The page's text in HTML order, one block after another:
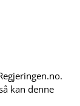
kan denne